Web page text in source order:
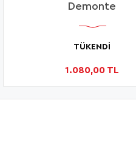
Demonte
1.080,00 TL
TÜKENDİ